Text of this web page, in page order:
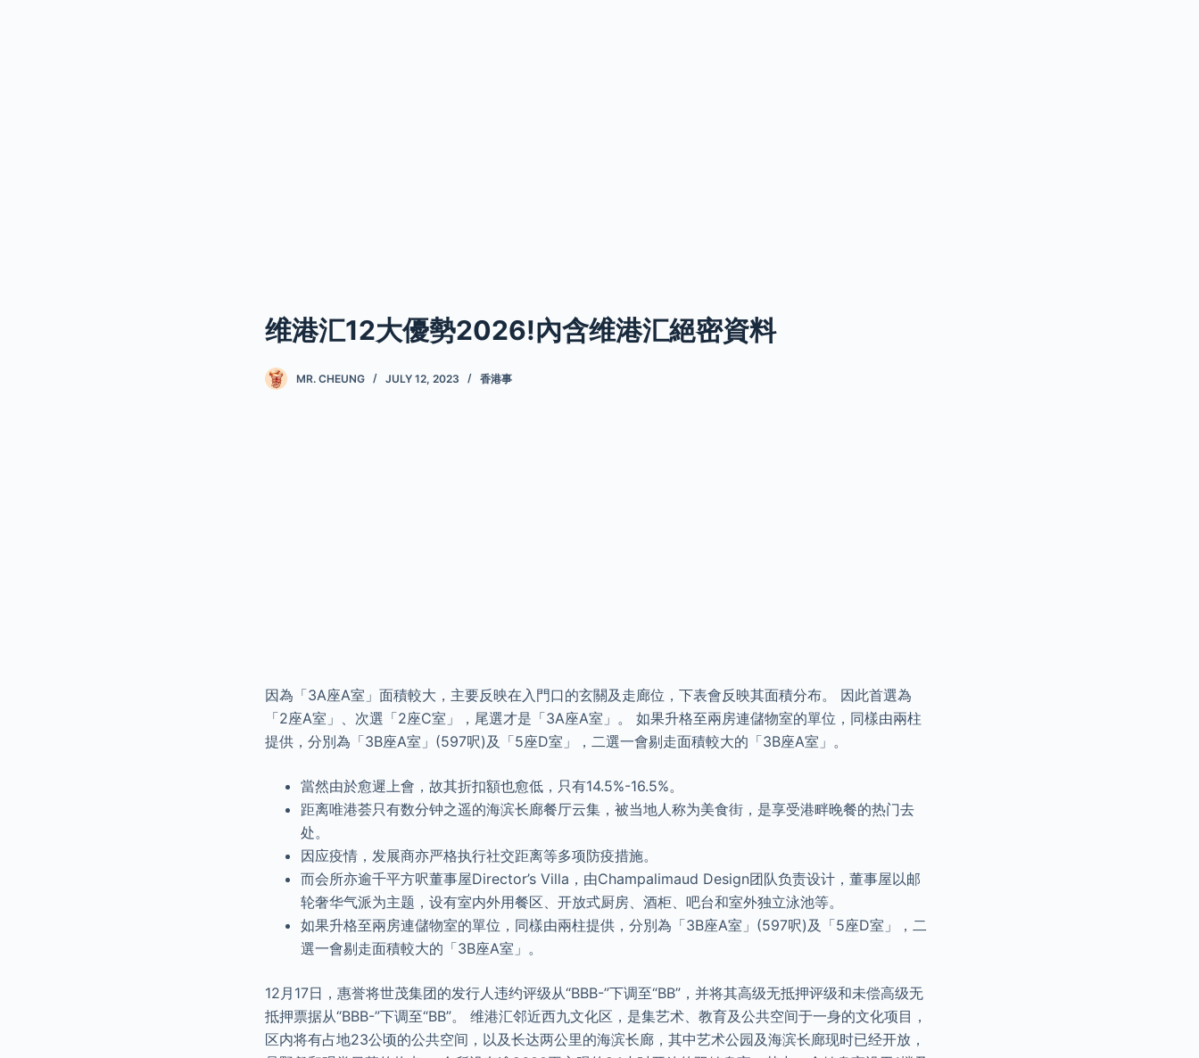
维港汇12大優勢2026!內含维港汇絕密資料
MR. CHEUNG JULY 12, 2023 香港事
因為「3A座A室」面積較大，主要反映在入門口的玄關及走廊位，下表會反映其面積分布。 因此首選為
「2座A室」、次選「2座C室」，尾選才是「3A座A室」。 如果升格至兩房連儲物室的單位，同樣由兩柱
提供，分別為「3B座A室」(597呎)及「5座D室」，二選一會剔走面積較大的「3B座A室」。
當然由於愈遲上會，故其折扣額也愈低，只有14.5%-16.5%。
距离唯港荟只有数分钟之遥的海滨长廊餐厅云集，被当地人称为美食街，是享受港畔晚餐的热门去
处。
因应疫情，发展商亦严格执行社交距离等多项防疫措施。
而会所亦逾千平方呎董事屋Director’s Villa，由Champalimaud Design团队负责设计，董事屋以邮
轮奢华气派为主题，设有室内外用餐区、开放式厨房、酒柜、吧台和室外独立泳池等。
如果升格至兩房連儲物室的單位，同樣由兩柱提供，分別為「3B座A室」(597呎)及「5座D室」，二
選一會剔走面積較大的「3B座A室」。
12月17日，惠誉将世茂集团的发行人违约评级从“BBB-”下调至“BB”，并将其高级无抵押评级和未偿高级无
抵押票据从“BBB-”下调至“BB”。 维港汇邻近西九文化区，是集艺术、教育及公共空间于一身的文化项目，
区内将有占地23公顷的公共空间，以及长达两公里的海滨长廊，其中艺术公园及海滨长廊现时已经开放，